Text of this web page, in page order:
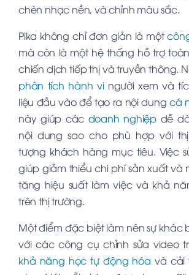
chèn nhạc nền, và chỉnh màu sắc.
Pika không chỉ đơn giản là một
mà còn là một hệ thống hỗ trợ
chiến dịch tiếp thị và truyền thông.
phân tích hành vingười xem và
liệu đầu vào để tạo ra nội dung cá
này giúp các doanh nghiệp dễ
nội dung sao cho phù hợp với
tượng khách hàng mục tiêu. Việc
giúp giảm thiểu chi phí sản xuất và
tăng hiệu suất làm việc và khả
trên thị trường.
Một điểm đặc biệt làm nên sự khác
với các công cụ chỉnh sửa video
khả năng học tự động hóa và cải